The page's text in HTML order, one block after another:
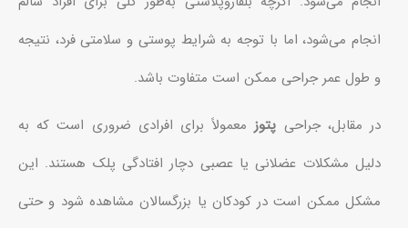
انجام می‌شود، اما با توجه به شرایط پوستی و سلامتی فرد، نتیجه
و طول عمر جراحی ممکن است متفاوت باشد.
در مقابل، جراحی پتوزمعمولاً برای افرادی ضروری است که به
دلیل مشکلات عضلانی یا عصبی دچار افتادگی پلک هستند. این
مشکل ممکن است در کودکان یا بزرگسالان مشاهده شود و حتی